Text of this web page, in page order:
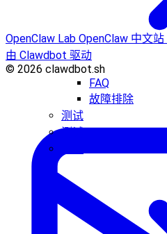
FAQ
故障排除
测试
测试
OpenClaw Lab OpenClaw 中文站
由 Clawdbot 驱动
© 2026 clawdbot.sh